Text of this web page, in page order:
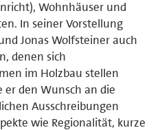
Wohnhäuser und
In seiner Vorstellung
Jonas Wolfsteiner auch
denen sich
im Holzbau stellen
er den Wunsch an die
Ausschreibungen
wie Regionalität, kurze